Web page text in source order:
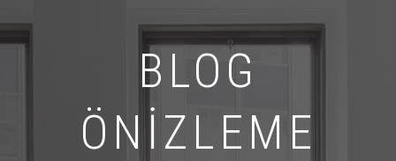
BLOG
ÖNIZLEME